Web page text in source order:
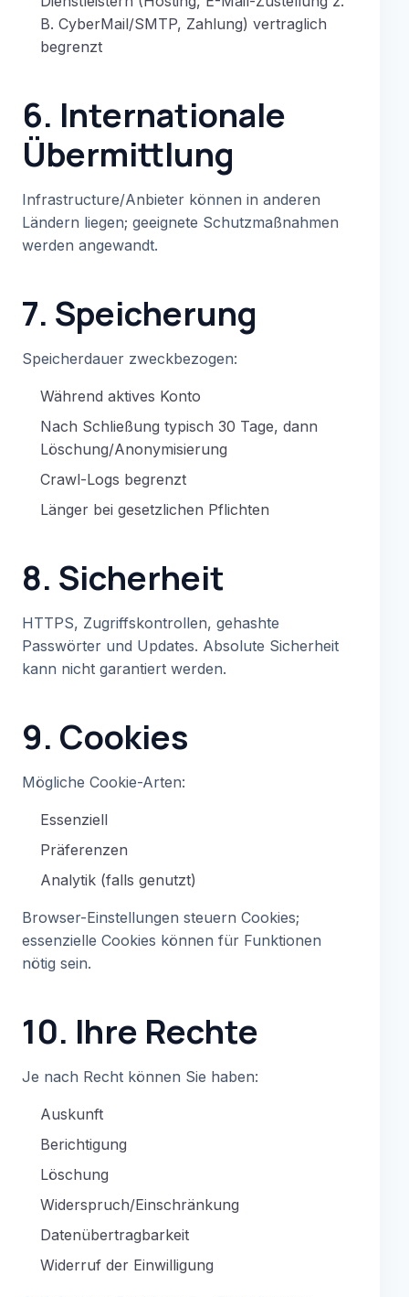
B. CyberMail/SMTP, Zahlung) vertraglich
begrenzt
6. Internationale
Übermittlung
Infrastructure/Anbieter können in anderen
Ländern liegen; geeignete Schutzmaßnahmen
werden angewandt.
7. Speicherung
Speicherdauer zweckbezogen:
Während aktives Konto
Nach Schließung typisch 30 Tage, dann
Löschung/Anonymisierung
Crawl-Logs begrenzt
Länger bei gesetzlichen Pflichten
8. Sicherheit
HTTPS, Zugriffskontrollen, gehashte
Passwörter und Updates. Absolute Sicherheit
kann nicht garantiert werden.
9. Cookies
Mögliche Cookie-Arten:
Essenziell
Präferenzen
Analytik (falls genutzt)
Browser-Einstellungen steuern Cookies;
essenzielle Cookies können für Funktionen
nötig sein.
10. Ihre Rechte
Je nach Recht können Sie haben:
Auskunft
Berichtigung
Löschung
Widerspruch/Einschränkung
Datenübertragbarkeit
Widerruf der Einwilligung